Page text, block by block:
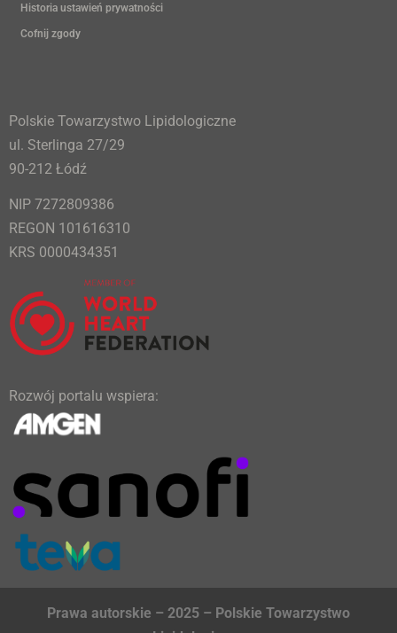
Historia ustawień prywatności
Cofnij zgody
Polskie Towarzystwo Lipidologiczne
ul. Sterlinga 27/29
90-212 Łódź
NIP 7272809386
REGON 101616310
KRS 0000434351
Rozwój portalu wspiera:
Prawa autorskie – 2025 – Polskie Towarzystwo